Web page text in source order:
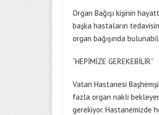
Organ Bağışı kişinin
başka hastaların
organ bağışında
“HEPİMİZE GEREKEBİLİR”
Vatan Hastanesi
fazla organ nakli
gerekiyor. Hastanemizde